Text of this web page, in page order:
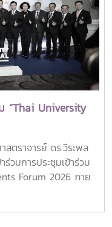
“Thai University
ตราจารย์ ดร.วีระพล
วมการประชุมเข้าร่วม
Forum 2026 ภาย
น วงศ์สวัสดิ์ รองนายก